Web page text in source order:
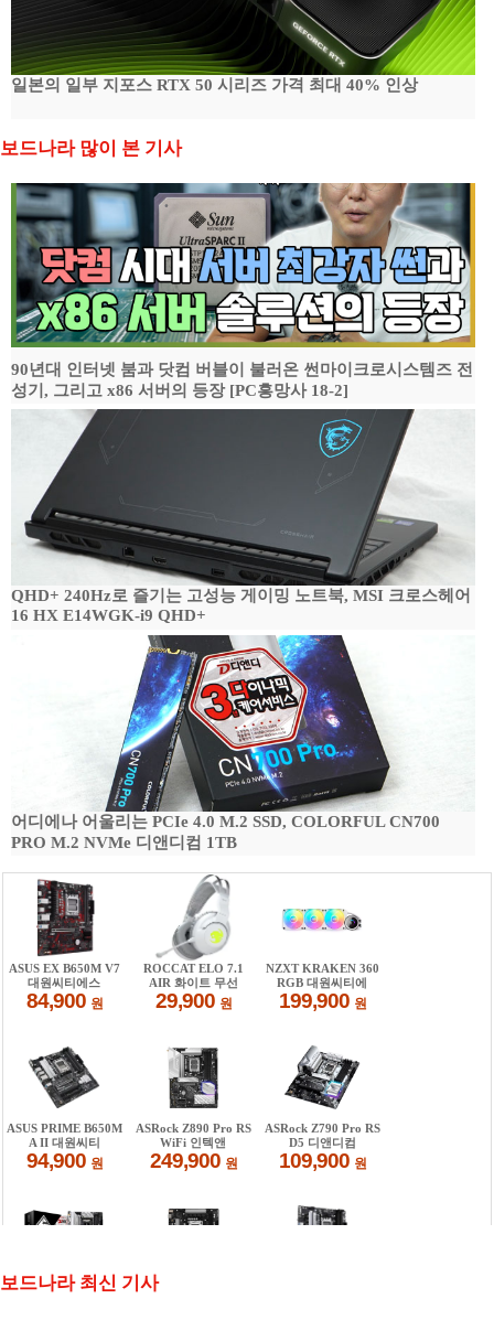
일본의 일부 지포스 RTX 50 시리즈 가격 최대 40% 인상
보드나라 많이 본 기사
90년대 인터넷 붐과 닷컴 버블이 불러온 썬마이크로시스템즈 전
성기, 그리고 x86 서버의 등장 [PC흥망사 18-2]
QHD+ 240Hz로 즐기는 고성능 게이밍 노트북, MSI 크로스헤어
16 HX E14WGK-i9 QHD+
어디에나 어울리는 PCIe 4.0 M.2 SSD, COLORFUL CN700
PRO M.2 NVMe 디앤디컴 1TB
보드나라 최신 기사